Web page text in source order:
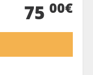
75 00€